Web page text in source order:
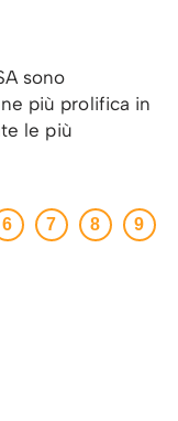
sono
più prolifica in
le più
6 7 8 9